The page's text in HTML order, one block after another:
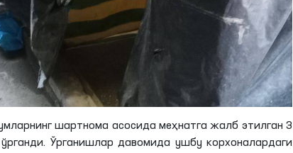
шартнома асосида меҳнатга жалб этилган 3
Ўрганишлар давомида ушбу корхоналардаги